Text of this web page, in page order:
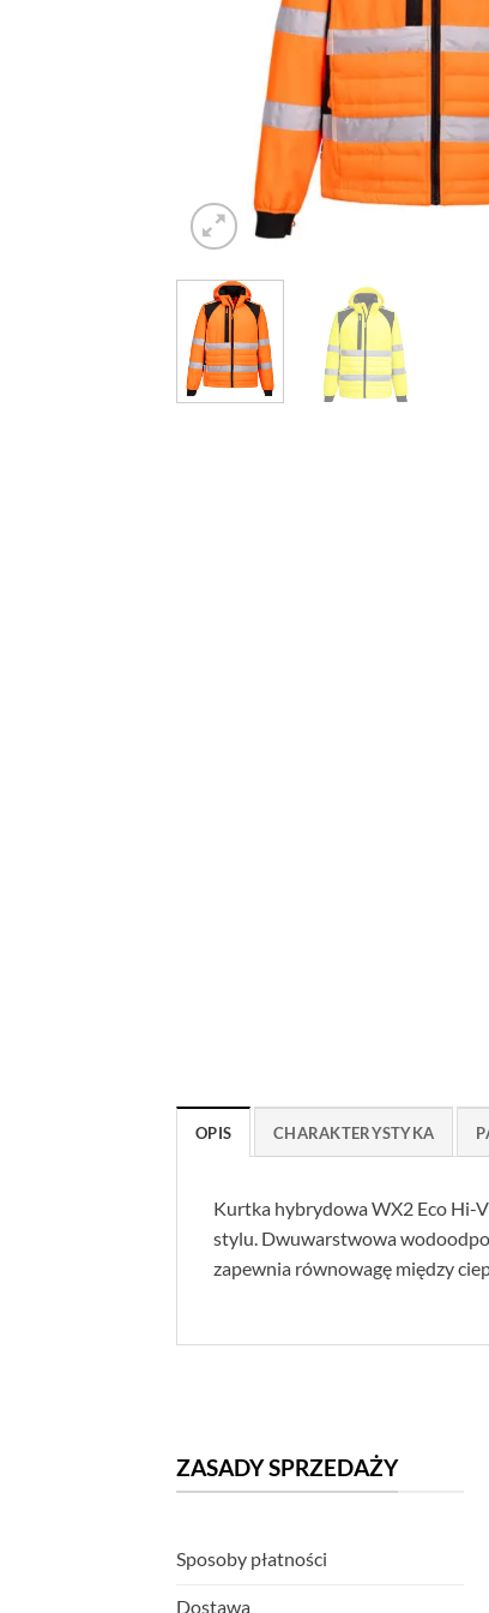
OPIS CHARAKTERYSTYKA
Kurtka hybrydowa WX2 Eco Hi-
stylu. Dwuwarstwowa
zapewnia równowagę między
ZASADY SPRZEDAŻY
Sposoby płatności
Dostawa